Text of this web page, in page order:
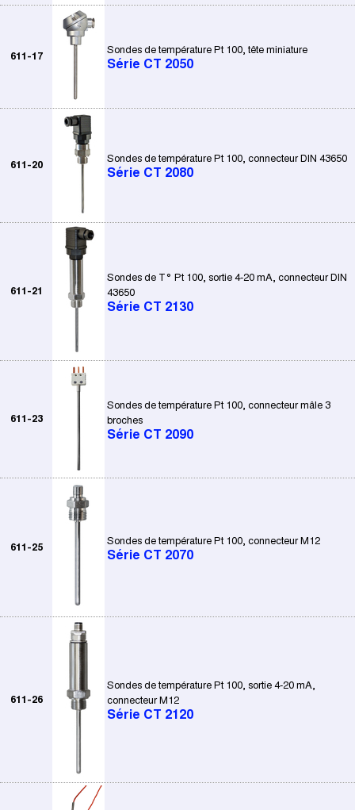
611-17
Sondes de température Pt 100, tête miniature
Série CT 2050
611-20
Sondes de température Pt 100, connecteur DIN 43650
Série CT 2080
611-21
Sondes de T° Pt 100, sortie 4-20 mA, connecteur DIN
43650
Série CT 2130
611-23
Sondes de température Pt 100, connecteur mâle 3
broches
Série CT 2090
611-25
Sondes de température Pt 100, connecteur M12
Série CT 2070
611-26
Sondes de température Pt 100, sortie 4-20 mA,
connecteur M12
Série CT 2120